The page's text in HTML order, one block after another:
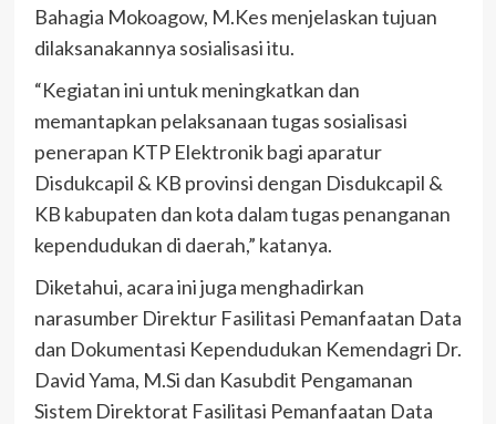
Bahagia Mokoagow, M.Kes menjelaskan tujuan
dilaksanakannya sosialisasi itu.
“Kegiatan ini untuk meningkatkan dan
memantapkan pelaksanaan tugas sosialisasi
penerapan KTP Elektronik bagi aparatur
Disdukcapil & KB provinsi dengan Disdukcapil &
KB kabupaten dan kota dalam tugas penanganan
kependudukan di daerah,” katanya.
Diketahui, acara ini juga menghadirkan
narasumber Direktur Fasilitasi Pemanfaatan Data
dan Dokumentasi Kependudukan Kemendagri Dr.
David Yama, M.Si dan Kasubdit Pengamanan
Sistem Direktorat Fasilitasi Pemanfaatan Data